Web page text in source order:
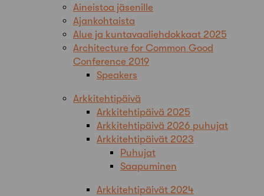
Aineistoa jäsenille
Ajankohtaista
Alue ja kuntavaaliehdokkaat 2025
Architecture for Common Good
Conference 2019
Speakers
Arkkitehtipäivä
Arkkitehtipäivä 2025
Arkkitehtipäivä 2026 puhujat
Arkkitehtipäivät 2023
Puhujat
Saapuminen
Arkkitehtipäivät 2024